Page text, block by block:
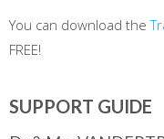
You can download the
FREE!
SUPPORT GUIDE